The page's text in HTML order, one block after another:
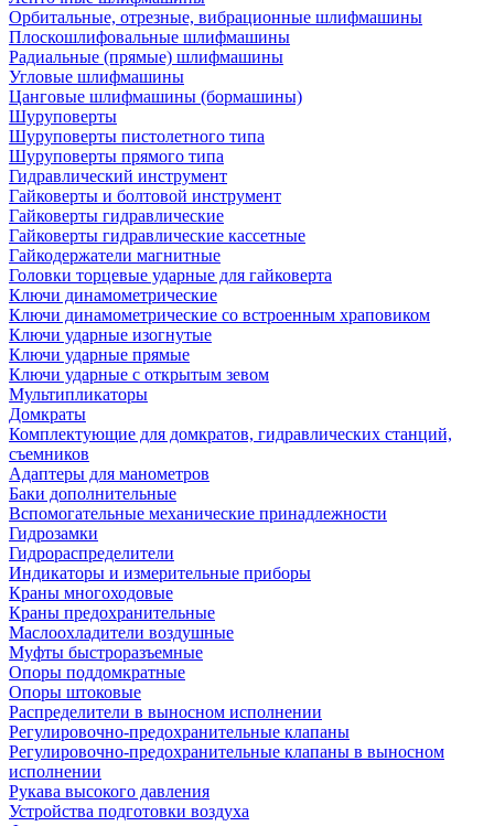
Орбитальные, отрезные, вибрационные шлифмашины
Плоскошлифовальные шлифмашины
Радиальные (прямые) шлифмашины
Угловые шлифмашины
Цанговые шлифмашины (бормашины)
Шуруповерты
Шуруповерты пистолетного типа
Шуруповерты прямого типа
Гидравлический инструмент
Гайковерты и болтовой инструмент
Гайковерты гидравлические
Гайковерты гидравлические кассетные
Гайкодержатели магнитные
Головки торцевые ударные для гайковерта
Ключи динамометрические
Ключи динамометрические со встроенным храповиком
Ключи ударные изогнутые
Ключи ударные прямые
Ключи ударные с открытым зевом
Мультипликаторы
Домкраты
Комплектующие для домкратов, гидравлических станций,
съемников
Адаптеры для манометров
Баки дополнительные
Вспомогательные механические принадлежности
Гидрозамки
Гидрораспределители
Индикаторы и измерительные приборы
Краны многоходовые
Краны предохранительные
Маслоохладители воздушные
Муфты быстроразъемные
Опоры поддомкратные
Опоры штоковые
Распределители в выносном исполнении
Регулировочно-предохранительные клапаны
Регулировочно-предохранительные клапаны в выносном
исполнении
Рукава высокого давления
Устройства подготовки воздуха